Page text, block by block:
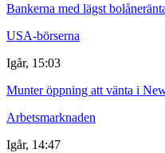
Bankerna med lägst
USA-börserna
Igår, 15:03
Munter öppning att vänta i
Arbetsmarknaden
Igår, 14:47